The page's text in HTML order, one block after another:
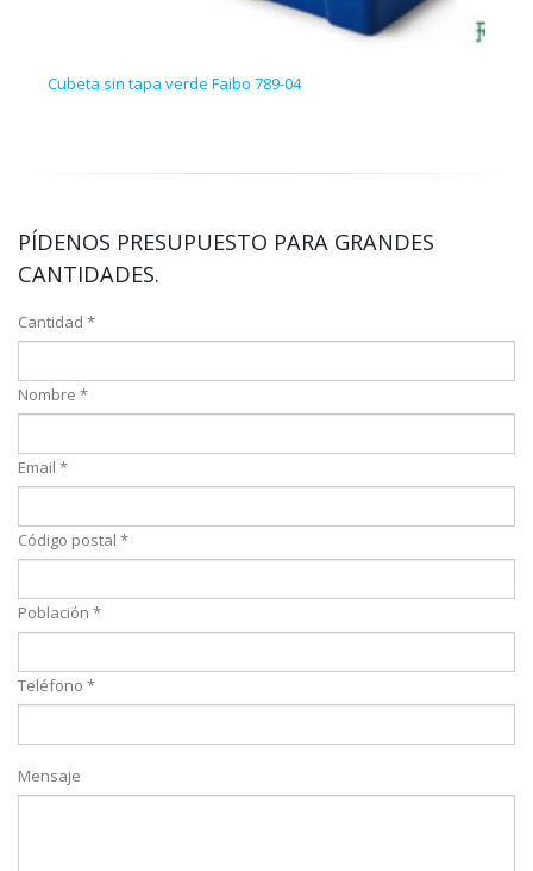
Cubeta sin tapa verde Faibo 789-04
PÍDENOS PRESUPUESTO PARA GRANDES
CANTIDADES.
Cantidad *
Nombre *
Email *
Código postal *
Población *
Teléfono *
Mensaje